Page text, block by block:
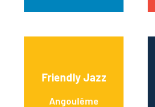
Friendly Jazz
Angoulême